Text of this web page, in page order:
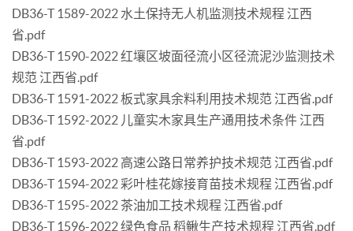
DB36-T 1589-2022 水土保持无人机监测技术规程 江西
省.pdf
DB36-T 1590-2022 红壤区坡面径流小区径流泥沙监测技术
规范 江西省.pdf
DB36-T 1591-2022 板式家具余料利用技术规范 江西省.pdf
DB36-T 1592-2022 儿童实木家具生产通用技术条件 江西
省.pdf
DB36-T 1593-2022 高速公路日常养护技术规范 江西省.pdf
DB36-T 1594-2022 彩叶桂花嫁接育苗技术规程 江西省.pdf
DB36-T 1595-2022 茶油加工技术规程 江西省.pdf
DB36-T 1596-2022 绿色食品 稻鳅生产技术规程 江西省.pdf